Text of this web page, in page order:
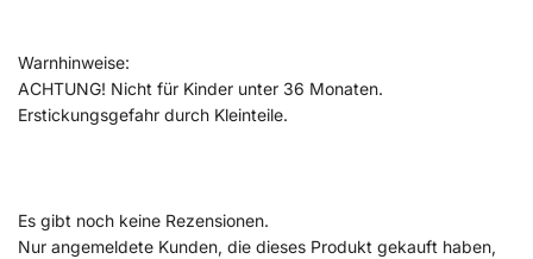
Warnhinweise:
ACHTUNG! Nicht für Kinder unter 36 Monaten.
Erstickungsgefahr durch Kleinteile.
Es gibt noch keine Rezensionen.
Nur angemeldete Kunden, die dieses Produkt gekauft haben,